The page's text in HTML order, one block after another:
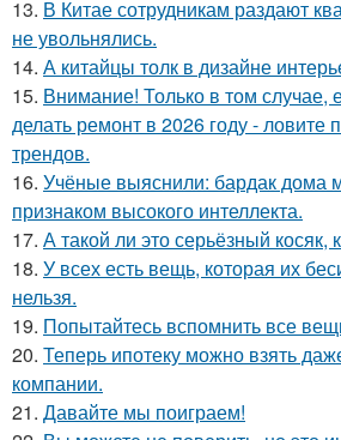
13. В Китае сотрудникам раздают
не увольнялись.
14. А китайцы толк в дизайне
15. Внимание! Только в том случае,
делать ремонт в 2026 году - ловите
трендов.
16. Учёные выяснили: бардак дома
признаком высокого интеллекта.
17. А такой ли это серьёзный косяк,
18. У всех есть вещь, которая их
нельзя.
19. Попытайтесь вспомнить все
20. Теперь ипотеку можно взять
компании.
21. Давайте мы поиграем!